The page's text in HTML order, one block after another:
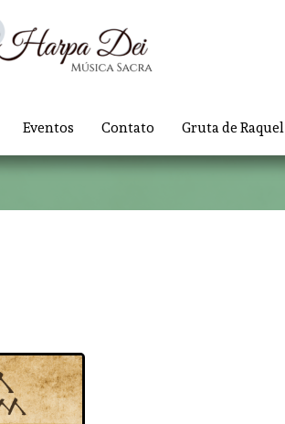
Eventos Contato Gruta de Raquel